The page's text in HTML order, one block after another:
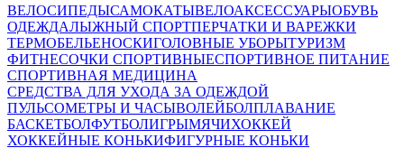
ВЕЛОСИПЕДЫСАМОКАТЫВЕЛОАКСЕССУАРЫОБУВЬ
ОДЕЖДАЛЫЖНЫЙ СПОРТПЕРЧАТКИ И ВАРЕЖКИ
ТЕРМОБЕЛЬЕНОСКИГОЛОВНЫЕ УБОРЫТУРИЗМ
ФИТНЕСОЧКИ СПОРТИВНЫЕСПОРТИВНОЕ ПИТАНИЕ
СПОРТИВНАЯ МЕДИЦИНА
СРЕДСТВА ДЛЯ УХОДА ЗА ОДЕЖДОЙ
ПУЛЬСОМЕТРЫ И ЧАСЫВОЛЕЙБОЛПЛАВАНИЕ
БАСКЕТБОЛФУТБОЛИГРЫМЯЧИХОККЕЙ
ХОККЕЙНЫЕ КОНЬКИФИГУРНЫЕ КОНЬКИ